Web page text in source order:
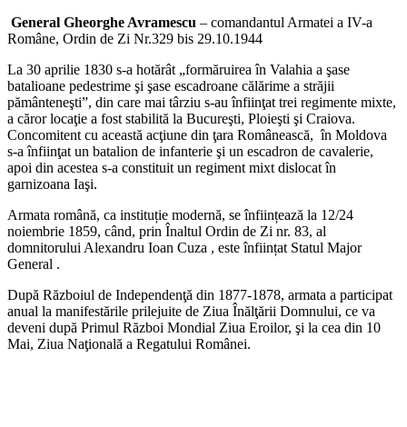
General Gheorghe Avramescu – comandantul Armatei a IV-a
Române, Ordin de Zi Nr.329 bis 29.10.1944
La 30 aprilie 1830 s-a hotărât „formăruirea în Valahia a şase
batalioane pedestrime şi şase escadroane călărime a străjii
pământeneşti”, din care mai târziu s-au înfiinţat trei regimente mixte,
a căror locaţie a fost stabilită la Bucureşti, Ploieşti şi Craiova.
Concomitent cu această acţiune din ţara Românească, în Moldova
s-a înfiinţat un batalion de infanterie şi un escadron de cavalerie,
apoi din acestea s-a constituit un regiment mixt dislocat în
garnizoana Iaşi.
Armata română, ca instituție modernă, se înființează la 12/24
noiembrie 1859, când, prin Înaltul Ordin de Zi nr. 83, al
domnitorului Alexandru Ioan Cuza , este înființat Statul Major
General .
După Războiul de Independenţă din 1877-1878, armata a participat
anual la manifestările prilejuite de Ziua Înălţării Domnului, ce va
deveni după Primul Război Mondial Ziua Eroilor, şi la cea din 10
Mai, Ziua Naţională a Regatului Românei.